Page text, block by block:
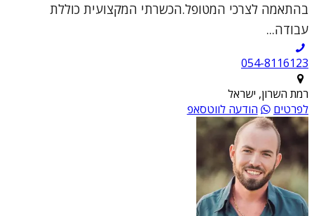
בהתאמה לצרכי המטופל.הכשרתי המקצועית כוללת
עבודה...
054-8116123
רמת השרון, ישראל
לפרטים
הודעה לווטסאפ